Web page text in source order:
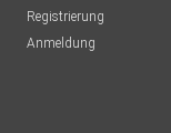
Registrierung
Anmeldung